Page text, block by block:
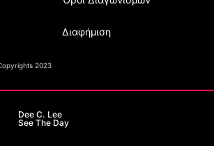
Διαφήμιση
2023
Dee C. Lee
See The Day